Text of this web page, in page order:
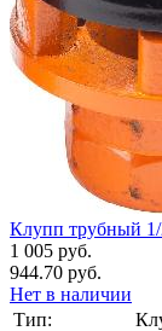
Клупп трубный
1 005 руб.
944.70 руб.
Нет в наличии
Тип: